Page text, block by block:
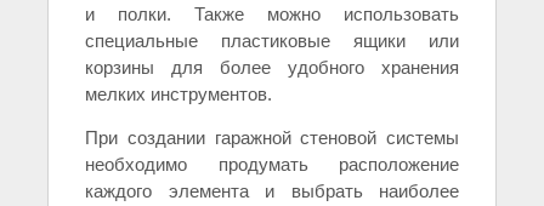
и полки. Также можно использовать
специальные пластиковые ящики или
корзины для более удобного хранения
мелких инструментов.
При создании гаражной стеновой системы
необходимо продумать расположение
каждого элемента и выбрать наиболее